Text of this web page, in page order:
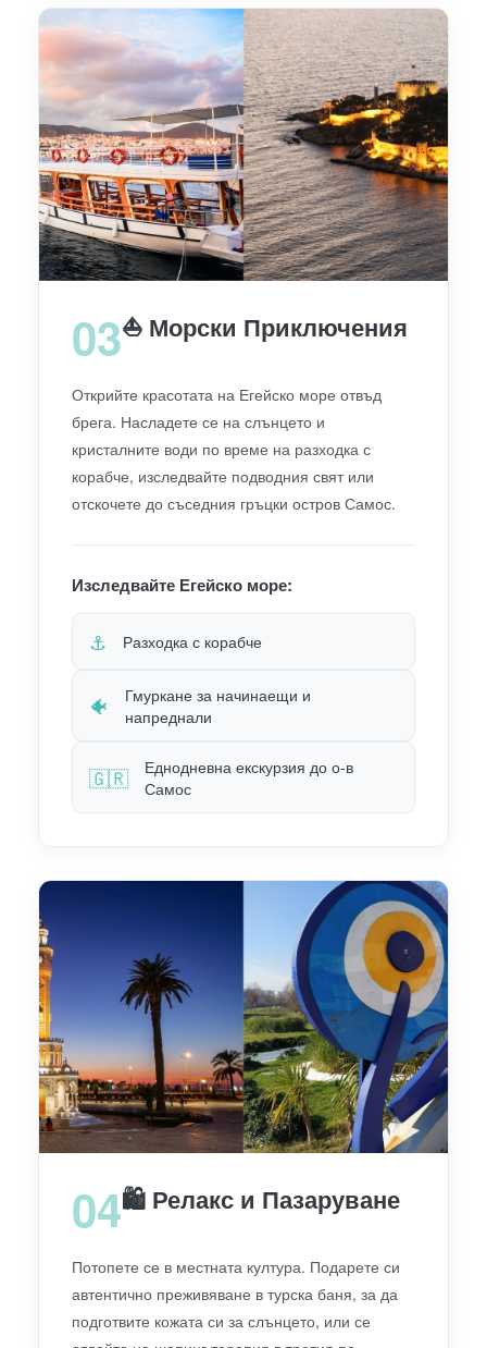
03⛵ Морски Приключения
Открийте красотата на Егейско море отвъд
брега. Насладете се на слънцето и
кристалните води по време на разходка с
корабче, изследвайте подводния свят или
отскочете до съседния гръцки остров Самос.
Изследвайте Егейско море:
⚓ Разходка с корабче
🐠
Гмуркане за начинаещи и
напреднали
🇬🇷
Еднодневна екскурзия до о-в
Самос
04🛍️ Релакс и Пазаруване
Потопете се в местната култура. Подарете си
автентично преживяване в турска баня, за да
подготвите кожата си за слънцето, или се